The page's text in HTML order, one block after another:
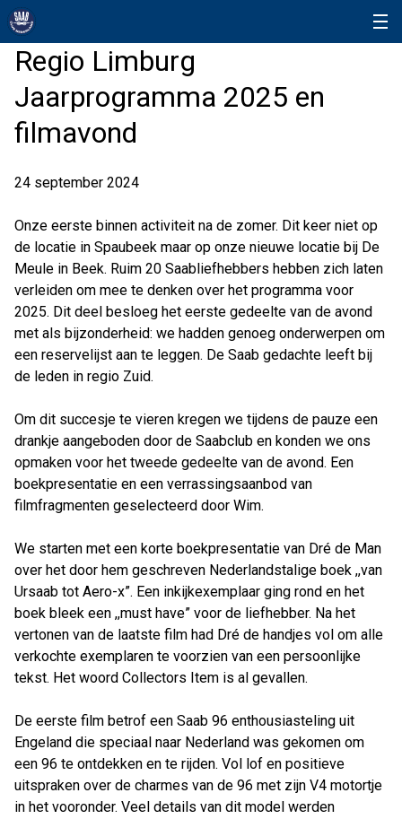
Regio Limburg
Jaarprogramma 2025 en
filmavond
24 september 2024
Onze eerste binnen activiteit na de zomer. Dit keer niet op
de locatie in Spaubeek maar op onze nieuwe locatie bij De
Meule in Beek. Ruim 20 Saabliefhebbers hebben zich laten
verleiden om mee te denken over het programma voor
2025. Dit deel besloeg het eerste gedeelte van de avond
met als bijzonderheid: we hadden genoeg onderwerpen om
een reservelijst aan te leggen. De Saab gedachte leeft bij
de leden in regio Zuid.
Om dit succesje te vieren kregen we tijdens de pauze een
drankje aangeboden door de Saabclub en konden we ons
opmaken voor het tweede gedeelte van de avond. Een
boekpresentatie en een verrassingsaanbod van
filmfragmenten geselecteerd door Wim.
We starten met een korte boekpresentatie van Dré de Man
over het door hem geschreven Nederlandstalige boek ,,van
Ursaab tot Aero-x”. Een inkijkexemplaar ging rond en het
boek bleek een ,,must have” voor de liefhebber. Na het
vertonen van de laatste film had Dré de handjes vol om alle
verkochte exemplaren te voorzien van een persoonlijke
tekst. Het woord Collectors Item is al gevallen.
De eerste film betrof een Saab 96 enthousiasteling uit
Engeland die speciaal naar Nederland was gekomen om
een 96 te ontdekken en te rijden. Vol lof en positieve
uitspraken over de charmes van de 96 met zijn V4 motortje
in het vooronder. Veel details van dit model werden